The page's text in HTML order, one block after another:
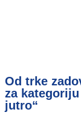
Od trke
za
jutro“